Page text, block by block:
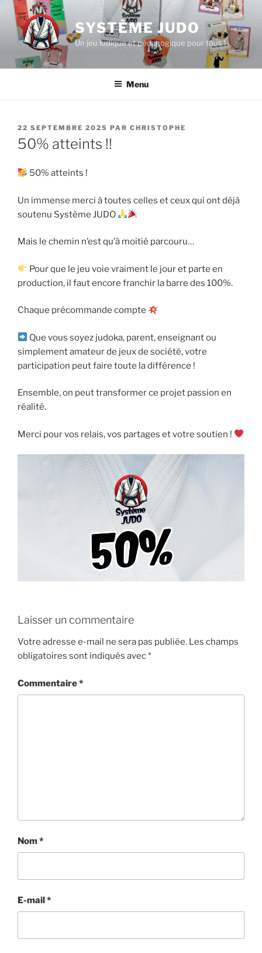
Aller
contenu
principal
SYSTÈME JUDO
Un jeu ludique et pédagogique pour tous !
Menu
PUBLIÉ
LE
22 SEPTEMBRE 2025 PAR CHRISTOPHE
50% atteints !!
50% atteints !
Un immense merci à toutes celles et ceux qui ont déjà
soutenu Système JUDO
Mais le chemin n’est qu’à moitié parcouru…
Pour que le jeu voie vraiment le jour et parte en
production, il faut encore franchir la barre des 100%.
Chaque précommande compte
Que vous soyez judoka, parent, enseignant ou
simplement amateur de jeux de société, votre
participation peut faire toute la différence !
Ensemble, on peut transformer ce projet passion en
réalité.
Merci pour vos relais, vos partages et votre soutien !
Laisser un commentaire
Votre adresse e-mail ne sera pas publiée. Les champs
obligatoires sont indiqués avec*
Commentaire*
Nom*
E-mail*